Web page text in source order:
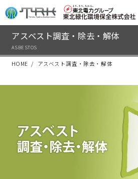
HOME アスベスト調査・除去・解体
アスベスト調査・除去・解体
ASBESTOS